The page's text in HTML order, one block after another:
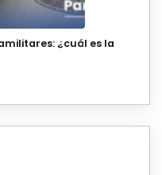
¿cuál es la